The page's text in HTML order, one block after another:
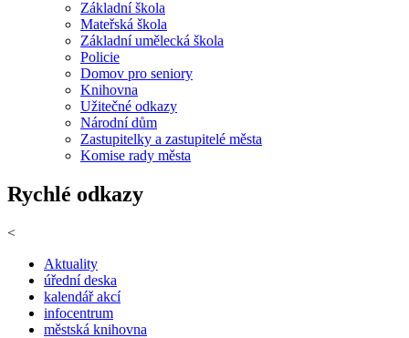
Základní škola
Mateřská škola
Základní umělecká škola
Policie
Domov pro seniory
Knihovna
Užitečné odkazy
Národní dům
Zastupitelky a zastupitelé města
Komise rady města
Rychlé odkazy
<
Aktuality
úřední deska
kalendář akcí
infocentrum
městská knihovna